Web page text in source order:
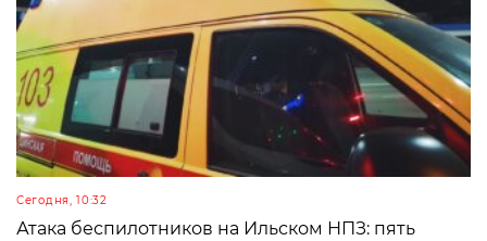
Сегодня, 10:32
Атака беспилотников на Ильском НПЗ: пять